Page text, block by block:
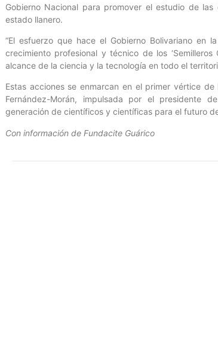
Gobierno Nacional para promover el estudio de
estado llanero.
“El esfuerzo que hace el Gobierno Bolivariano en
crecimiento profesional y técnico de los
alcance de la ciencia y la tecnología en todo el
Estas acciones se enmarcan en el primer vértice
Fernández-Morán, impulsada por el presidente
generación de científicos y científicas para el futuro
Con información de Fundacite Guárico